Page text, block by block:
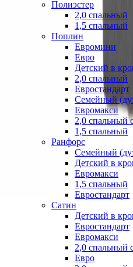
Полиэстер
2,0 спальный
1,5 спальный
Поплин
Евромини
Евро
Детский в
2,0 спальный
Евростандарт
Семейный
Евромакси
2,0 спальный
1,5 спальный
Ранфорс
Семейный
Детский в
Евромакси
1,5 спальный
Евростандарт
Сатин
Детский в
Евростандарт
Евромакси
2,0 спальный
Евро